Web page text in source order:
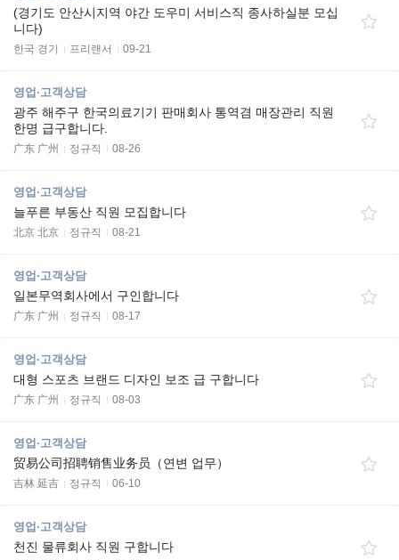
(경기도 안산시지역 야간 도우미 서비스직 종사하실분 모십
니다)
한국 경기 프리랜서 09-21
영업·고객상담
광주 해주구 한국의료기기 판매회사 통역겸 매장관리 직원
한명 급구합니다.
广东 广州 정규직 08-26
영업·고객상담
늘푸른 부동산 직원 모집합니다
北京 北京 정규직 08-21
영업·고객상담
일본무역회사에서 구인합니다
广东 广州 정규직 08-17
영업·고객상담
대형 스포츠 브랜드 디자인 보조 급 구합니다
广东 广州 정규직 08-03
영업·고객상담
贸易公司招聘销售业务员（연변 업무）
吉林 延吉 정규직 06-10
영업·고객상담
천진 물류회사 직원 구합니다